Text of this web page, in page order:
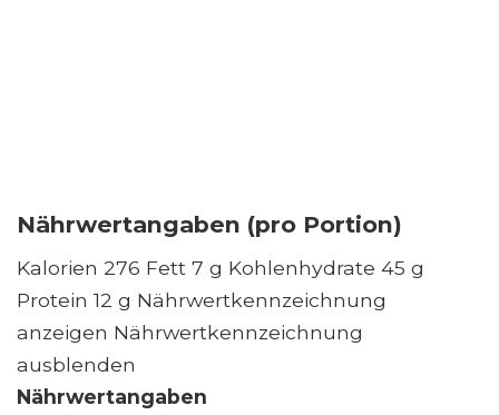
Nährwertangaben (pro Portion)
Kalorien 276 Fett 7 g Kohlenhydrate 45 g
Protein 12 g Nährwertkennzeichnung
anzeigen Nährwertkennzeichnung
ausblenden
Nährwertangaben